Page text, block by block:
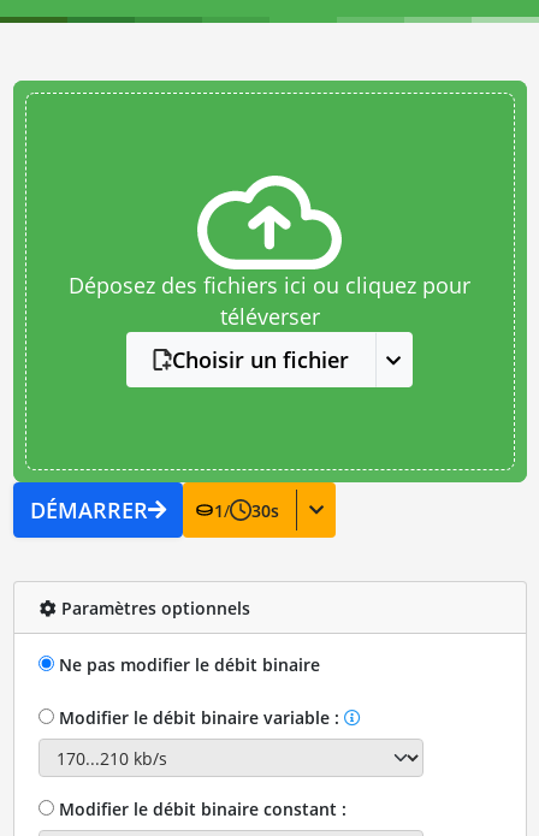
Déposez des fichiers ici ou cliquez pour
téléverser
Choisir un fichier
DÉMARRER 1/ 30s
Paramètres optionnels
Ne pas modifier le débit binaire
Modifier le débit binaire variable :
Modifier le débit binaire constant :